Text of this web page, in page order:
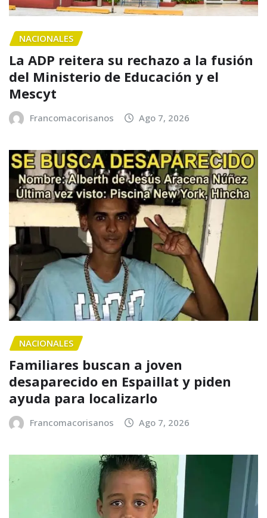
NACIONALES
La ADP reitera su rechazo a la fusión
del Ministerio de Educación y el
Mescyt
Francomacorisanos Ago 7, 2026
NACIONALES
Familiares buscan a joven
desaparecido en Espaillat y piden
ayuda para localizarlo
Francomacorisanos Ago 7, 2026